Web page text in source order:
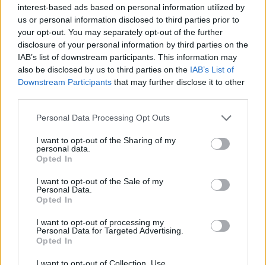
interest-based ads based on personal information utilized by
us or personal information disclosed to third parties prior to
your opt-out. You may separately opt-out of the further
disclosure of your personal information by third parties on the
IAB’s list of downstream participants. This information may
also be disclosed by us to third parties on the IAB’s List of
Downstream Participants that may further disclose it to other
Please note that this website/app uses one or more Google
not limited to your visit or usage behaviour. You may click to
grant or deny consent to Google and its third-party tags to
use your data for below specified purposes in below Google
consent section.
Personal Data Processing Opt Outs
I want to opt-out of the Sharing of my
personal data.
Opted In
I want to opt-out of the Sale of my
Personal Data.
Opted In
I want to opt-out of processing my
Personal Data for Targeted Advertising.
Opted In
I want to opt-out of Collection, Use,
de ikke ser det som skjer, sier Koehler.
Norske utøvere har meninger
Flere norske utøvere, inkludert Johannes Høsflot
Klæbo, har gått den formelle veien i denne
sammenhengen. Klæbo har etterspurt klare
standpunkter fra norske myndigheter rundt idrett
og etikk.
I sommer og høst ba 25-åringen om at Norges
idrettsforbund og idretten i Norge tar et
som stadig bryter på menneskerettighetene blir
tildelt store internasjonale arrangementer
OL og VM.